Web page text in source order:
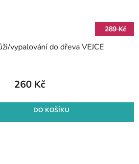
289 Kč
vypalování do dřeva VEJCE
260 Kč
DO KOŠÍKU